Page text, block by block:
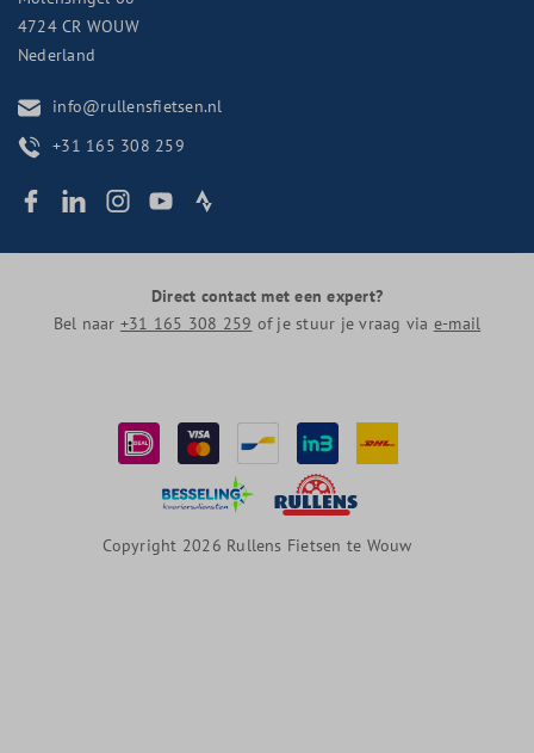
4724 CR WOUW
Nederland
info@rullensfietsen.nl
+31 165 308 259
Direct contact met een expert?
Bel naar +31 165 308 259 of je stuur je vraag via e-mail
Copyright 2026 Rullens Fietsen te Wouw